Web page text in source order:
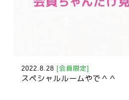
2022.8.28 [会員限定]
スペシャルルームやで＾＾